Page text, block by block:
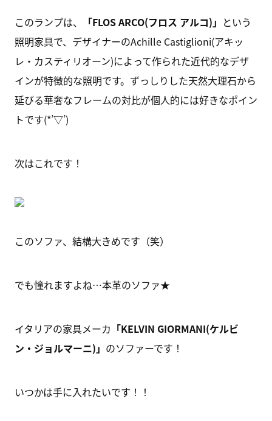
このランプは、 「FLOS ARCO(フロス アルコ)」 という
照明家具で、デザイナーのAchille Castiglioni(アキッ
レ・カスティリオーン)によって作られた近代的なデザ
インが特徴的な照明です。ずっしりした天然大理石から
延びる華奢なフレームの対比が個人的には好きなポイン
トです(*’▽’)
次はこれです！
このソファ、結構大きめです（笑）
でも憧れますよね…本革のソファ★
イタリアの家具メーカ 「KELVIN GIORMANI(ケルビ
ン・ジョルマーニ)」 のソファーです！
いつかは手に入れたいです！！